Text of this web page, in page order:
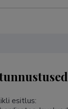
esitlus: